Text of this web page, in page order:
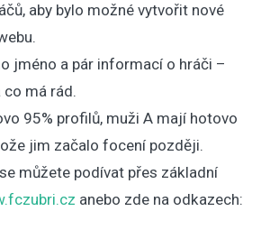
aby bylo možné vytvořit nové
jméno a pár informací o hráči –
co má rád.
95% profilů, muži A mají hotovo
jim začalo focení později.
můžete podívat přes základní
anebo zde na odkazech: